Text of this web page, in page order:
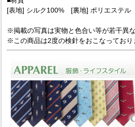
[表地] シルク100% [裏地] ポリエステル
※掲載の写真は実物と色合い等が若干異
※この商品は2度の検針をおこなっており